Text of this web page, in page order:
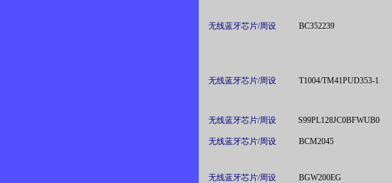
无线蓝牙芯片/周设 BC352239
无线蓝牙芯片/周设 T1004/TM41PUD353-1
无线蓝牙芯片/周设 S99PL128JC0BFWUB0
无线蓝牙芯片/周设 BCM2045
无线蓝牙芯片/周设 BGW200EG